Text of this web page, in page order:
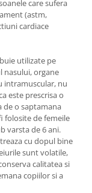
care sufera
(astm,
cardiace
utilizate pe
nasului, organe
intramuscular, nu
este prescrisa o
de o saptamana
folosite de femeile
varsta de 6 ani.
cu dopul bine
sunt volatile,
calitatea si
copiilor si a